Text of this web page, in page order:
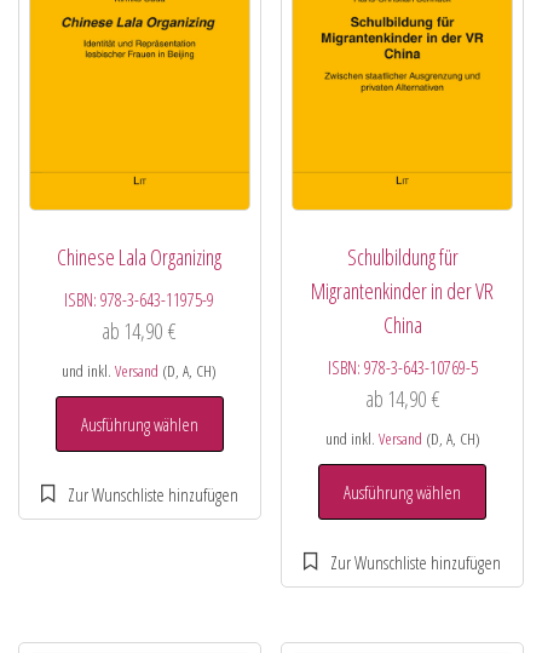
Chinese Lala Organizing
ISBN:978-3-643-11975-9
ab 14,90€
und inkl.Versand (D, A, CH)
Ausführung wählen
Schulbildung für
Migrantenkinder in der VR
China
ISBN: 978-3-643-10769-5
ab 14,90 €
und inkl. Versand (D, A, CH)
Ausführung wählen